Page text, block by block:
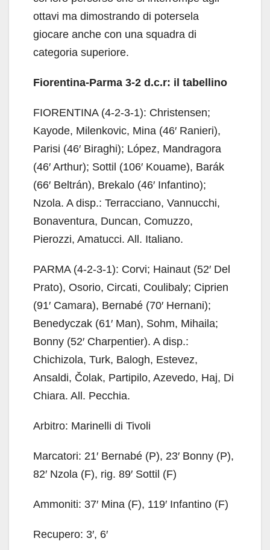
ottavi ma dimostrando di potersela
giocare anche con una squadra di
categoria superiore.
Fiorentina-Parma 3-2 d.c.r: il tabellino
FIORENTINA (4-2-3-1): Christensen;
Kayode, Milenkovic, Mina (46′ Ranieri),
Parisi (46′ Biraghi); López, Mandragora
(46′ Arthur); Sottil (106′ Kouame), Barák
(66′ Beltrán), Brekalo (46′ Infantino);
Nzola. A disp.: Terracciano, Vannucchi,
Bonaventura, Duncan, Comuzzo,
Pierozzi, Amatucci. All. Italiano.
PARMA (4-2-3-1): Corvi; Hainaut (52′ Del
Prato), Osorio, Circati, Coulibaly; Ciprien
(91′ Camara), Bernabé (70′ Hernani);
Benedyczak (61′ Man), Sohm, Mihaila;
Bonny (52′ Charpentier). A disp.:
Chichizola, Turk, Balogh, Estevez,
Ansaldi, Čolak, Partipilo, Azevedo, Haj, Di
Chiara. All. Pecchia.
Arbitro: Marinelli di Tivoli
Marcatori: 21′ Bernabé (P), 23′ Bonny (P),
82′ Nzola (F), rig. 89′ Sottil (F)
Ammoniti: 37′ Mina (F), 119′ Infantino (F)
Recupero: 3′, 6′